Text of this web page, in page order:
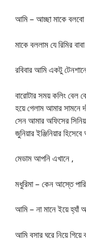
আমি – আচ্ছা মাকে বলবো
মাকে বললাম যে রিমির
রবিবার আমি একটু
বারোটার সময় কলিং
হয়ে গেলাম আমার সামনে
সেন আমার অফিসের
জুনিয়ার ইঞ্জিনিয়ার
মেডাম আপনি এখানে ,
মধুরিমা – কেন আস্তে
আমি – না মানে ইয়ে
আমি বসার ঘরে নিয়ে